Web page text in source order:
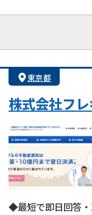
対応が親身
東京都
株式会社フ
◆最短で即日回答